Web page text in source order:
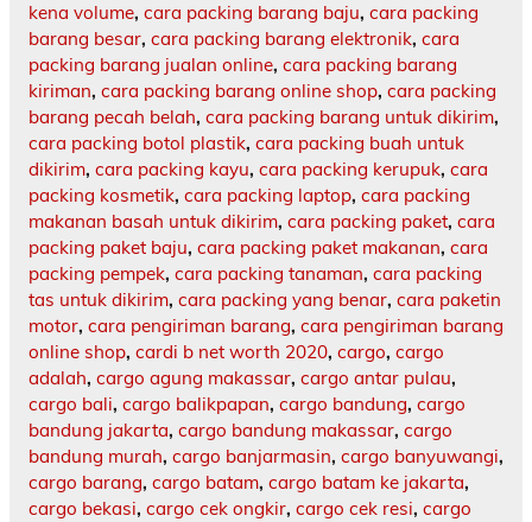
kena volume, cara packing barang baju, cara packing
barang besar, cara packing barang elektronik, cara
packing barang jualan online, cara packing barang
kiriman, cara packing barang online shop, cara packing
barang pecah belah, cara packing barang untuk dikirim,
cara packing botol plastik, cara packing buah untuk
dikirim, cara packing kayu, cara packing kerupuk, cara
packing kosmetik, cara packing laptop, cara packing
makanan basah untuk dikirim, cara packing paket, cara
packing paket baju, cara packing paket makanan, cara
packing pempek, cara packing tanaman, cara packing
tas untuk dikirim, cara packing yang benar, cara paketin
motor, cara pengiriman barang, cara pengiriman barang
online shop, cardi b net worth 2020, cargo, cargo
adalah, cargo agung makassar, cargo antar pulau,
cargo bali, cargo balikpapan, cargo bandung, cargo
bandung jakarta, cargo bandung makassar, cargo
bandung murah, cargo banjarmasin, cargo banyuwangi,
cargo barang, cargo batam, cargo batam ke jakarta,
cargo bekasi, cargo cek ongkir, cargo cek resi, cargo